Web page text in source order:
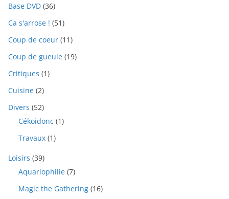
Base DVD (36)
Ca s'arrose ! (51)
Coup de coeur (11)
Coup de gueule (19)
Critiques (1)
Cuisine (2)
Divers (52)
Cékoidonc (1)
Travaux (1)
Loisirs (39)
Aquariophilie (7)
Magic the Gathering (16)